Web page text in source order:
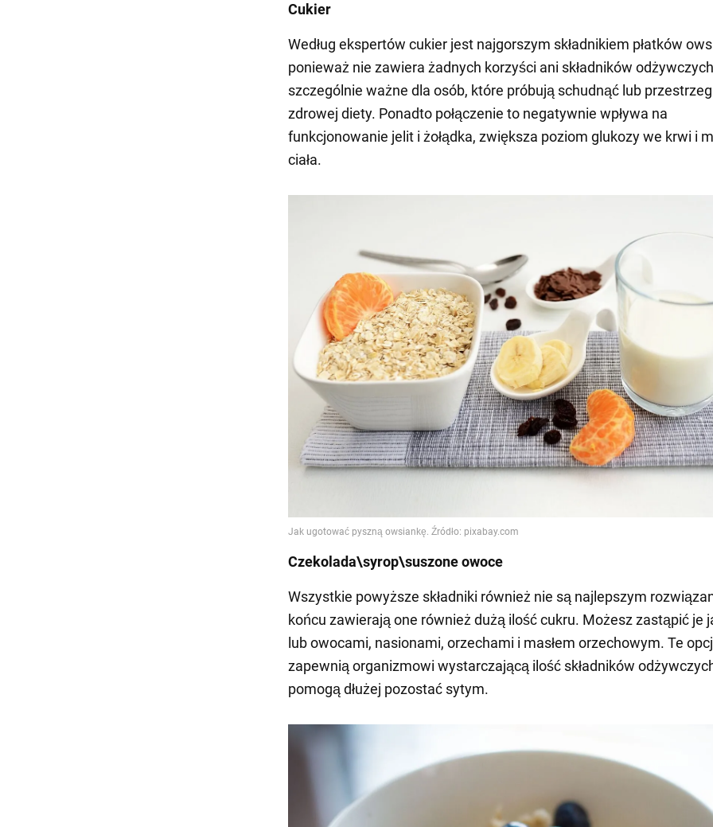
Cukier
Według ekspertów cukier jest najgorszym składnikiem płatków
ponieważ nie zawiera żadnych korzyści ani składników
szczególnie ważne dla osób, które próbują schudnąć lub
zdrowej diety. Ponadto połączenie to negatywnie wpływa na
funkcjonowanie jelit i żołądka, zwiększa poziom glukozy we krwi i
ciała.
Czekolada\syrop\suszone owoce
Wszystkie powyższe składniki również nie są najlepszym
końcu zawierają one również dużą ilość cukru. Możesz zastąpić je
lub owocami, nasionami, orzechami i masłem orzechowym. Te
zapewnią organizmowi wystarczającą ilość składników
pomogą dłużej pozostać sytym.